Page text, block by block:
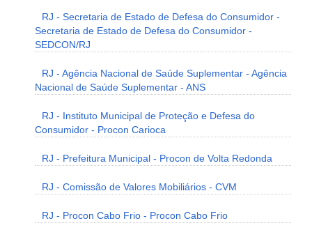
RJ - Secretaria de Estado de Defesa do Consumidor -
Secretaria de Estado de Defesa do Consumidor -
SEDCON/RJ
RJ - Agência Nacional de Saúde Suplementar - Agência
Nacional de Saúde Suplementar - ANS
RJ - Instituto Municipal de Proteção e Defesa do
Consumidor - Procon Carioca
RJ - Prefeitura Municipal - Procon de Volta Redonda
RJ - Comissão de Valores Mobiliários - CVM
RJ - Procon Cabo Frio - Procon Cabo Frio